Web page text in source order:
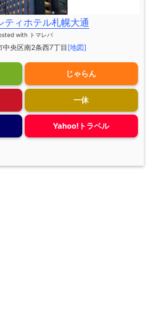
ティホテル札幌大通
with トマレバ
中央区南2条西7丁目 [地図]
じゃらん
一休
Yahoo!トラベル